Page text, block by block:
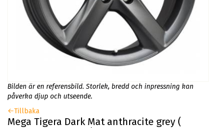
Bilden är en referensbild. Storlek, bredd och inpressning kan
påverka djup och utseende.
Tillbaka
Mega Tigera Dark Mat anthracite grey (